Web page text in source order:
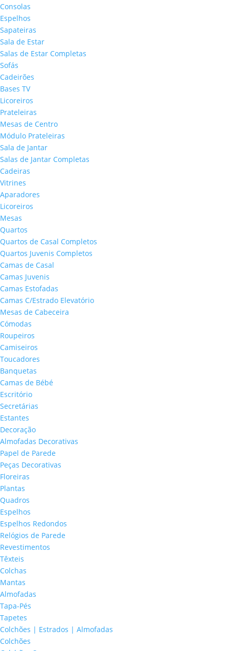
Consolas
Espelhos
Sapateiras
Sala de Estar
Salas de Estar Completas
Sofás
Cadeirões
Bases TV
Licoreiros
Prateleiras
Mesas de Centro
Módulo Prateleiras
Sala de Jantar
Salas de Jantar Completas
Cadeiras
Vitrines
Aparadores
Licoreiros
Mesas
Quartos
Quartos de Casal Completos
Quartos Juvenis Completos
Camas de Casal
Camas Juvenis
Camas Estofadas
Camas C/Estrado Elevatório
Mesas de Cabeceira
Cómodas
Roupeiros
Camiseiros
Toucadores
Banquetas
Camas de Bébé
Escritório
Secretárias
Estantes
Decoração
Almofadas Decorativas
Papel de Parede
Peças Decorativas
Floreiras
Plantas
Quadros
Espelhos
Espelhos Redondos
Relógios de Parede
Revestimentos
Têxteis
Colchas
Mantas
Almofadas
Tapa-Pés
Tapetes
Colchões | Estrados | Almofadas
Colchões